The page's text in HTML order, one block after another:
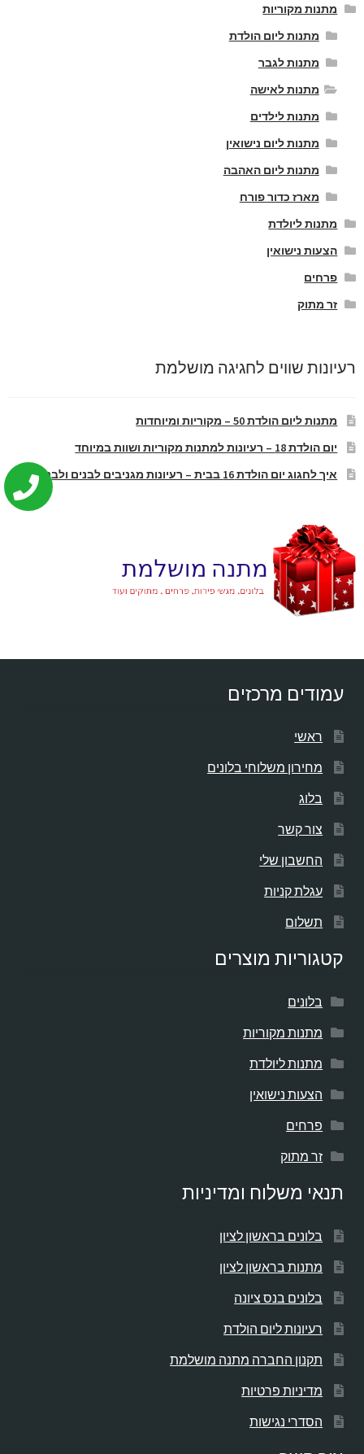
מתנות מקוריות
מתנות ליום הולדת
מתנות לגבר
מתנות לאישה
מתנות לילדים
מתנות ליום נישואין
מתנות ליום האהבה
מארז כדור פורח
מתנות ליולדת
הצעות נישואין
פרחים
זר מתוק
רעיונות שווים לחגיגה מושלמת
מתנות ליום הולדת 50 – מקוריות ומיוחדות
יום הולדת 18 – רעיונות למתנות מקוריות ושוות במיוחד
איך לחגוג יום הולדת 16 בבית – רעיונות מגניבים לבנים ולבנות
עמודים מרכזים
ראשי
מחירון משלוחי בלונים
בלוג
צור קשר
החשבון שלי
עגלת קניות
תשלום
קטגוריות מוצרים
בלונים
מתנות מקוריות
מתנות ליולדת
הצעות נישואין
פרחים
זר מתוק
תנאי משלוח ומדיניות
בלונים בראשון לציון
מתנות בראשון לציון
בלונים בנס ציונה
רעיונות ליום הולדת
תקנון החברה מתנה מושלמת
מדיניות פרטיות
הסדרי נגישות